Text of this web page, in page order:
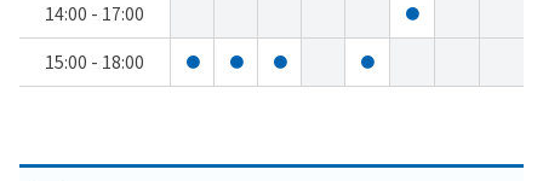
14:00 - 17:00 ●
15:00 - 18:00 ● ● ● ●